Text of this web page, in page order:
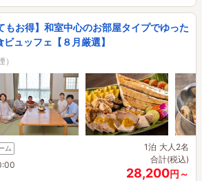
もお得】和室中心のお部屋タイプでゆった
ュッフェ【８月厳選】
ム
1泊 大人2名
合計(税込)
28,200円～